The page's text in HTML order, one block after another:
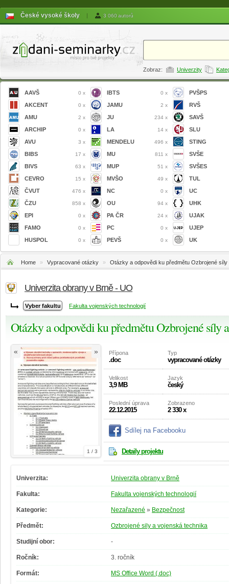
České vysoké školy | 3 060 autorů
Zobraz: Univerzity
AAVŠ 0 x
AKCENT 0 x
AMU 2 x
ARCHIP 0 x
AVU 3 x
BIBS 17 x
BIVS 63 x
CEVRO 15 x
ČVUT 476 x
ČZU 858 x
EPI 0 x
FAMO 0 x
HUSPOL 0 x
IBTS 0 x
JAMU 2 x
JU 234 x
LA 14 x
MENDELU 496 x
MU 811 x
MUP 51 x
MVŠO 49 x
NC 0 x
OU 94 x
PA ČR 24 x
PC 0 x
PEVŠ 0 x
PVŠPS
RVŠ
SAVŠ
SLU
STING
SVŠE
SVŠES
TUL
UC
UHK
UJAK
UJEP
UK
Home » Vypracované otázky » Otázky a odpovědi ku předmětu Ozbrojené
Univerzita obrany v Brně - UO
Fakulta vojenských technologií
Otázky a odpovědi ku předmětu Ozbrojené síly
1 / 3
« » Přípona
.doc
Typ
vypracované otázky
Velikost
3,9 MB
Jazyk
český
Poslední úprava
22.12.2015
Zobrazeno
2 330 x
Sdílej na Facebooku
Detaily projektu
Univerzita: Univerzita obrany v Brně
Fakulta: Fakulta vojenských technologií
Kategorie: Nezařazené » Bezpečnost
Předmět: Ozbrojené sily a vojenská technika
Studijní obor: -
Ročník: 3. ročník
Formát: MS Office Word (.doc)